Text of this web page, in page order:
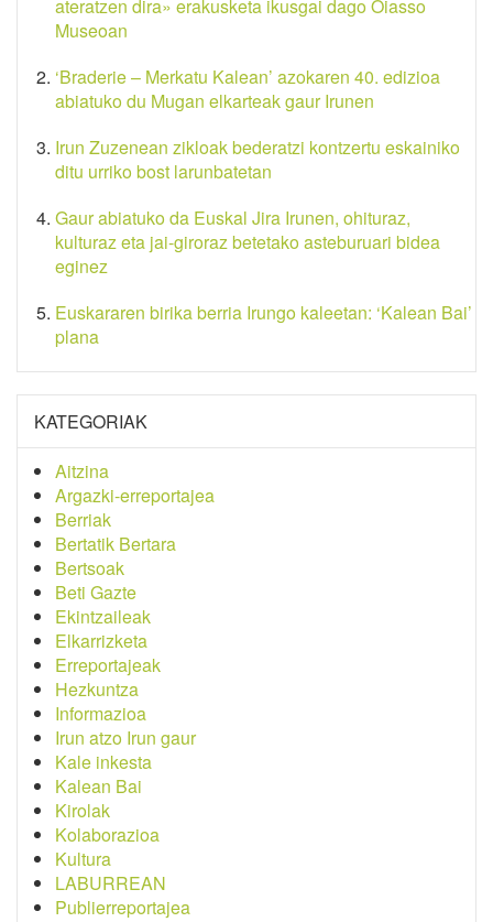
ateratzen dira» erakusketa ikusgai dago Oiasso
Museoan
‘Braderie – Merkatu Kalean’ azokaren 40. edizioa
abiatuko du Mugan elkarteak gaur Irunen
Irun Zuzenean zikloak bederatzi kontzertu eskainiko
ditu urriko bost larunbatetan
Gaur abiatuko da Euskal Jira Irunen, ohituraz,
kulturaz eta jai-giroraz betetako asteburuari bidea
eginez
Euskararen birika berria Irungo kaleetan: ‘Kalean Bai’
plana
KATEGORIAK
Aitzina
Argazki-erreportajea
Berriak
Bertatik Bertara
Bertsoak
Beti Gazte
Ekintzaileak
Elkarrizketa
Erreportajeak
Hezkuntza
Informazioa
Irun atzo Irun gaur
Kale inkesta
Kalean Bai
Kirolak
Kolaborazioa
Kultura
LABURREAN
Publierreportajea